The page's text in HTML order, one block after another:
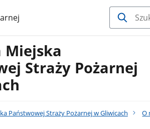
Miejska
Straży Pożarnej
Państwowej Straży Pożarnej w Gliwicach O